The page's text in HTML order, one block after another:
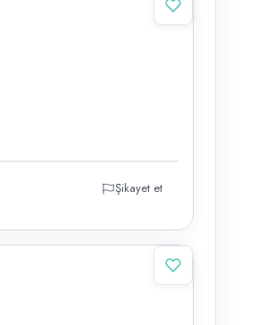
Şikayet et